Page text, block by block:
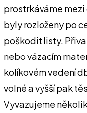
prostrkáváme
byly rozloženy po
poškodit listy.
nebo vázacím
kolíkovém vedení
vol­né a vyšší pak
Vyvazujeme